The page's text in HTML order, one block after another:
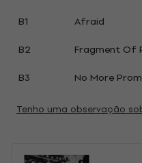
B1
Afraid
B2
Fragment Of
B3
No More
Tenho uma observação